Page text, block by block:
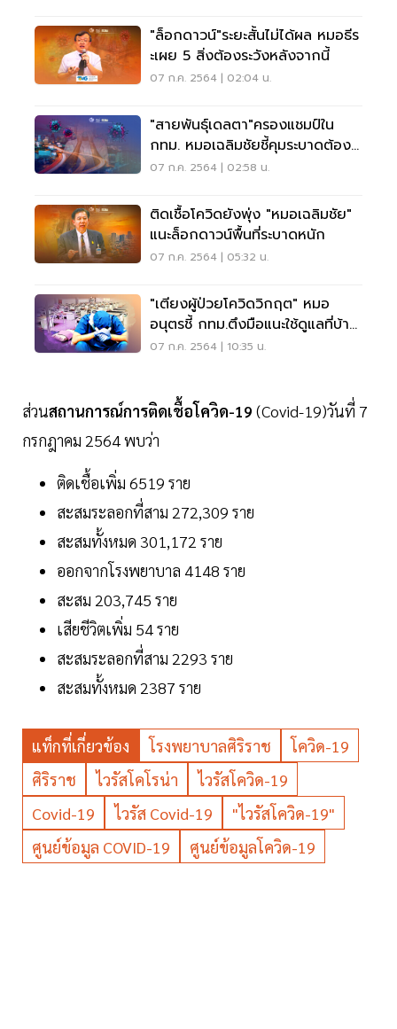
"ล็อกดาวน์"ระยะสั้นไม่ได้ผล หมอธีร
ะเผย 5 สิ่งต้องระวังหลังจากนี้
07 ก.ค. 2564 | 02:04 น.
"สายพันธุ์เดลตา"ครองแชมป์ใน
กทม. หมอเฉลิมชัยชี้คุมระบาดต้อง
เข้าใจไวรัส
07 ก.ค. 2564 | 02:58 น.
ติดเชื้อโควิดยังพุ่ง "หมอเฉลิมชัย"
แนะล็อกดาวน์พื้นที่ระบาดหนัก
07 ก.ค. 2564 | 05:32 น.
"เตียงผู้ป่วยโควิดวิกฤต" หมอ
อนุตรชี้ กทม.ตึงมือแนะใช้ดูแลที่บ้าน
จริงจัง
07 ก.ค. 2564 | 10:35 น.
ส่วนสถานการณ์การติดเชื้อโควิด-19 (Covid-19)วันที่ 7
กรกฎาคม 2564 พบว่า
ติดเชื้อเพิ่ม 6519 ราย
สะสมระลอกที่สาม 272,309 ราย
สะสมทั้งหมด 301,172 ราย
ออกจากโรงพยาบาล 4148 ราย
สะสม 203,745 ราย
เสียชีวิตเพิ่ม 54 ราย
สะสมระลอกที่สาม 2293 ราย
สะสมทั้งหมด 2387 ราย
แท็กที่เกี่ยวข้อง โรงพยาบาลศิริราช
โควิด-19
ศิริราช
ไวรัสโคโรน่า
ไวรัสโควิด-19
Covid-19
ไวรัส Covid-19
"ไวรัสโควิด-19"
ศูนย์ข้อมูล COVID-19
ศูนย์ข้อมูลโควิด-19